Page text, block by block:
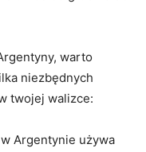
warto
niezbędnych
twojej‍ walizce:
Argentynie używa⁤